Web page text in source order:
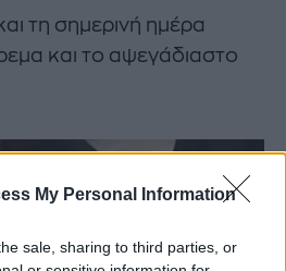
My Personal Information
sale, sharing to third parties, or
τη σημερινή ημέρα
και το αψεγάδιαστο